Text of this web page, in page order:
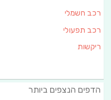
רכב חשמלי
רכב תפעולי
ריקשות
הדפים הנצפים ביותר